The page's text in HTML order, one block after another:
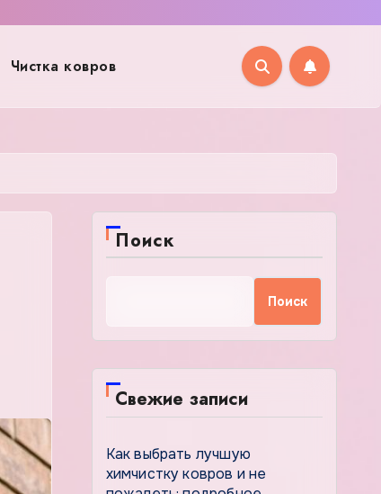
Чистка ковров
Поиск
Поиск
Свежие записи
Как выбрать лучшую
химчистку ковров и не